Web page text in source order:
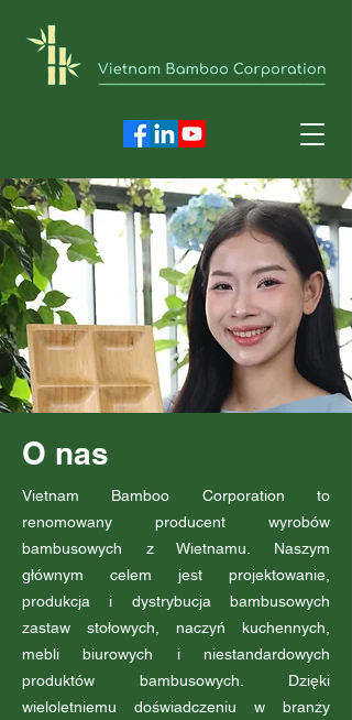
O nas
Vietnam Bamboo Corporation to
renomowany producent wyrobów
bambusowych z Wietnamu. Naszym
głównym celem jest projektowanie,
produkcja i dystrybucja bambusowych
zastaw stołowych, naczyń kuchennych,
mebli biurowych i niestandardowych
produktów bambusowych. Dzięki
wieloletniemu doświadczeniu w branży